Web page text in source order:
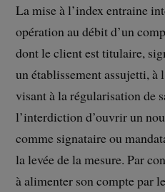
La mise à l’index entraine
opération au débit d’un
dont le client est titulaire,
un établissement assujetti, à
visant à la régularisation de
l’interdiction d’ouvrir un
comme signataire ou
la levée de la mesure. Par
à alimenter son compte par